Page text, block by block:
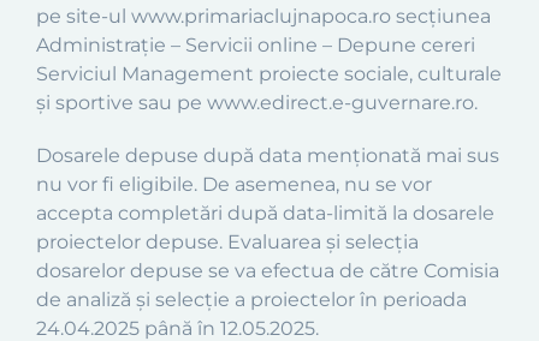
pe site-ul www.primariaclujnapoca.ro secțiunea
Administrație – Servicii online – Depune cereri
Serviciul Management proiecte sociale, culturale
și sportive sau pe www.edirect.e-guvernare.ro.
Dosarele depuse după data menţionată mai sus
nu vor fi eligibile. De asemenea, nu se vor
accepta completări după data-limită la dosarele
proiectelor depuse. Evaluarea şi selecţia
dosarelor depuse se va efectua de către Comisia
de analiză și selecție a proiectelor în perioada
24.04.2025 până în 12.05.2025.